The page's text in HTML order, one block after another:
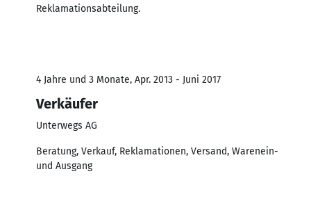
Reklamationsabteilung.
4 Jahre und 3 Monate, Apr. 2013 - Juni 2017
Verkäufer
Unterwegs AG
Beratung, Verkauf, Reklamationen, Versand, Warenein-
und Ausgang